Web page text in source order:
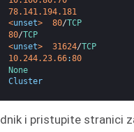
78.141.194.181
<unset> 80/TCP
80/TCP
<unset> 31624/TCP
10.244.23.66:80
None
Cluster
i pristupite stranici